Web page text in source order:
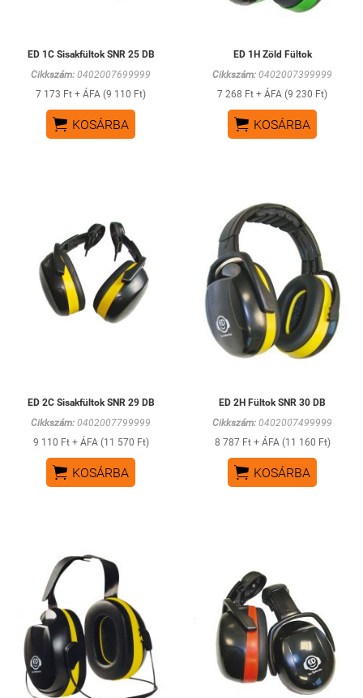
ED 1C Sisakfültok SNR 25 DB
Cikkszám: 0402007699999
7 173 Ft + ÁFA (9 110 Ft)
 KOSÁRBA
ED 1H Zöld Fültok
Cikkszám: 0402007399999
7 268 Ft + ÁFA (9 230 Ft)
 KOSÁRBA
ED 2C Sisakfültok SNR 29 DB
Cikkszám: 0402007799999
9 110 Ft + ÁFA (11 570 Ft)
 KOSÁRBA
ED 2H Fültok SNR 30 DB
Cikkszám: 0402007499999
8 787 Ft + ÁFA (11 160 Ft)
 KOSÁRBA